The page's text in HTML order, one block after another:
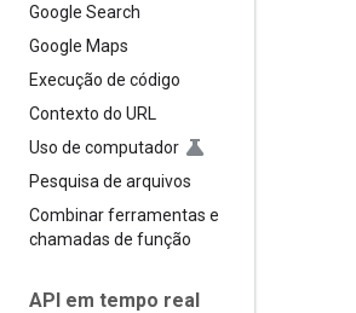
Google Search
Google Maps
Execução de código
Contexto do URL
Uso de computador
Pesquisa de arquivos
Combinar ferramentas e
chamadas de função
API em tempo real